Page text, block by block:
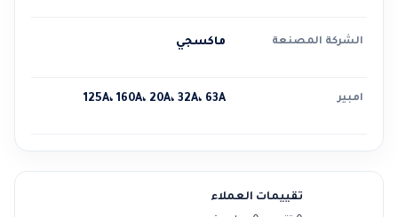
الشركة المصنعة ماكسجي
امبير 125A، 160A، 20A، 32A، 63A
تقييمات العملاء